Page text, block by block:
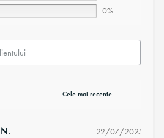
0%
22/07/2025